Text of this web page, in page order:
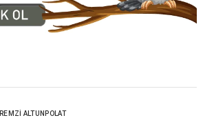
REMZI ALTUNPOLAT